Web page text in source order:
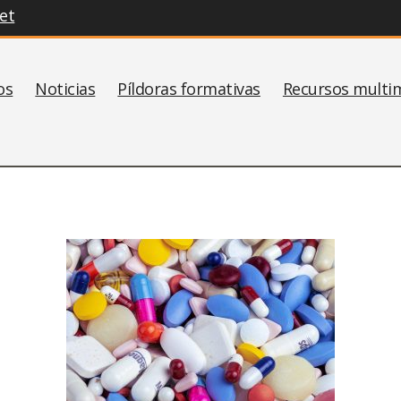
Noticias Píldoras formativas Recursos